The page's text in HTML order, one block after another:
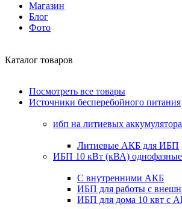
Магазин
Блог
Фото
Каталог товаров
Посмотреть все товары
Источники бесперебойного питания
ибп на литиевых
Литиевые АКБ для ИБП
ИБП 10 кВт (кВА) однофазные
С внутренними АКБ
ИБП для работы с
ИБП для дома 10 квт с